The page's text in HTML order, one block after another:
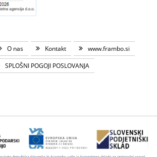
O nas Kontakt
www.frambo.si
SPLOŠNI POGOJI POSLOVANJA